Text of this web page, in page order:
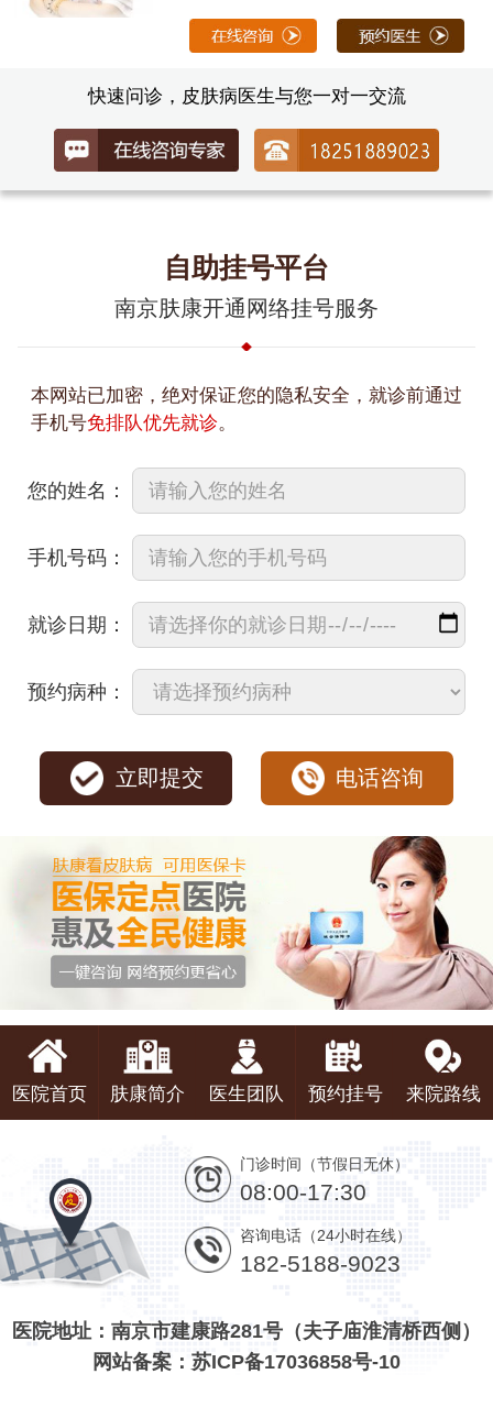
快速问诊，皮肤病医生与您一对一交流
自助挂号平台
南京肤康开通网络挂号服务
本网站已加密，绝对保证您的隐私安全，就诊前通过
手机号免排队优先就诊。
您的姓名：
手机号码：
就诊日期：
预约病种：
立即提交 电话咨询
医院首页 肤康简介 医生团队 预约挂号 来院路线
门诊时间（节假日无休）
08:00-17:30
咨询电话（24小时在线）
182-5188-9023
医院地址：南京市建康路281号（夫子庙淮清桥西侧）
网站备案：苏ICP备17036858号-10